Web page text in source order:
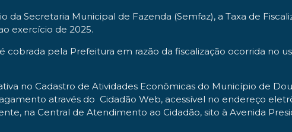
Secretaria Municipal de Fazenda (Semfaz), a Taxa de
exercício de 2025.
cobrada pela Prefeitura em razão da fiscalização ocorrida no
no Cadastro de Atividades Econômicas do Município de
através do Cidadão Web, acessível no endereço
na Central de Atendimento ao Cidadão, sito à Avenida